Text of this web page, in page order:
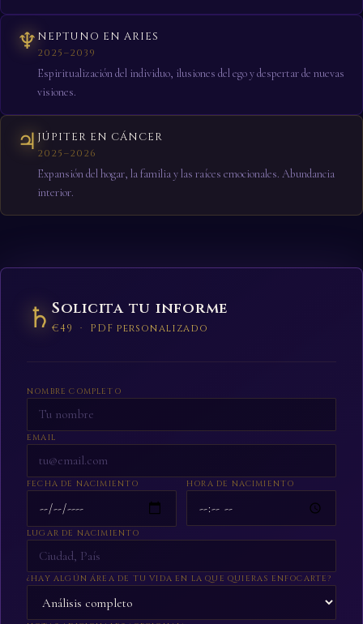
♆ NEPTUNO EN ARIES
2025–2039
Espiritualización del individuo, ilusiones del ego y despertar de nuevas
visiones.
♃ JÚPITER EN CÁNCER
2025–2026
Expansión del hogar, la familia y las raíces emocionales. Abundancia
interior.
♄ Solicita tu informe
€49 · PDF personalizado
NOMBRE COMPLETO
EMAIL
FECHA DE NACIMIENTO HORA DE NACIMIENTO
LUGAR DE NACIMIENTO
¿HAY ALGÚN ÁREA DE TU VIDA EN LA QUE QUIERAS ENFOCARTE?